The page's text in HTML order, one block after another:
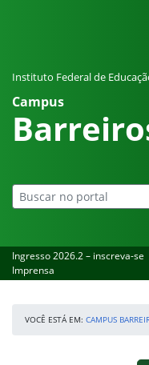
Instituto Federal de
Campus
Ingresso 2026.2 – inscreva-se
Imprensa
VOCÊ ESTÁ EM: CAMPUS